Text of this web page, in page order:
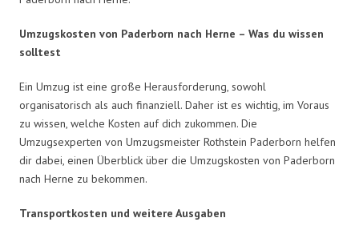
Umzugskosten von Paderborn nach Herne – Was du wissen
solltest
Ein Umzug ist eine große Herausforderung, sowohl
organisatorisch als auch finanziell. Daher ist es wichtig, im Voraus
zu wissen, welche Kosten auf dich zukommen. Die
Umzugsexperten von Umzugsmeister Rothstein Paderborn helfen
dir dabei, einen Überblick über die Umzugskosten von Paderborn
nach Herne zu bekommen.
Transportkosten und weitere Ausgaben